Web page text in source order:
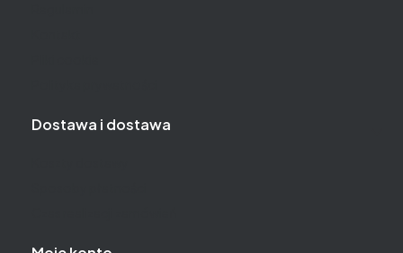
Dostawa i dostawa